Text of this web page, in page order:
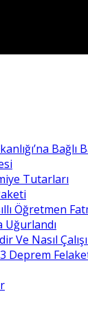
Bağlı
Tutarları
Öğretmen
Uğurlandı
Ve Nasıl
Deprem